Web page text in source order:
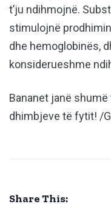
t’ju ndihmojnë.
stimulojnë
dhe hemoglobinës,
konsiderueshme
Bananet janë
dhimbjeve të fytit! /
Share This: